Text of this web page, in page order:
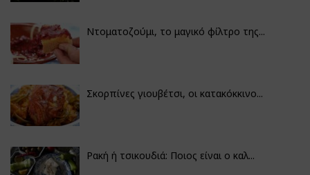
Ντοματοζούμι, το μαγικό φίλτρο της...
Σκορπίνες γιουβέτσι, οι κατακόκκινο...
Ρακή ή τσικουδιά: Ποιος είναι ο καλ...